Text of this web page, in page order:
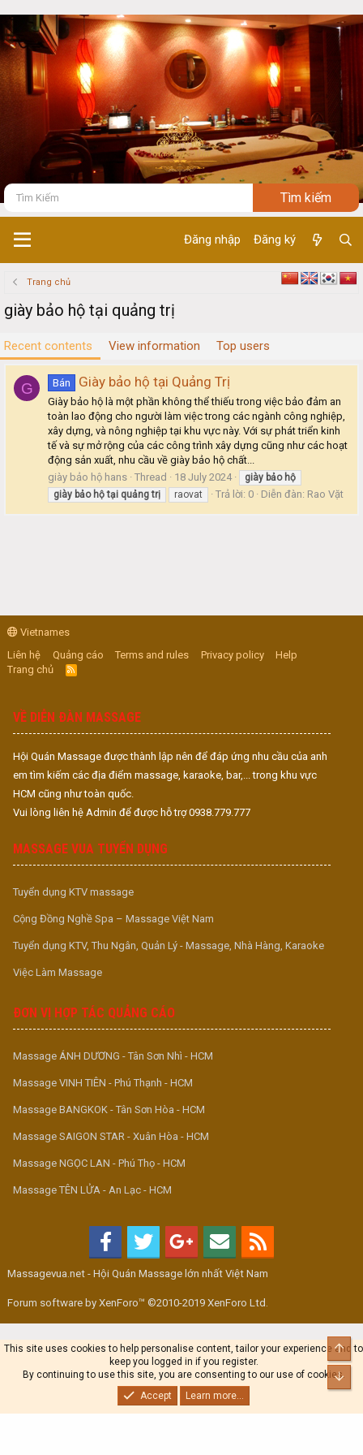
Đăng nhập Đăng ký
Trang chủ
giày bảo hộ tại quảng trị
Recent contents View information Top users
G Bán Giày bảo hộ tại Quảng Trị
Giày bảo hộ là một phần không thể thiếu trong việc bảo đảm an
toàn lao động cho người làm việc trong các ngành công nghiệp,
xây dựng, và nông nghiệp tại khu vực này. Với sự phát triển kinh
tế và sự mở rộng của các công trình xây dựng cũng như các hoạt
động sản xuất, nhu cầu về giày bảo hộ chất...
giày bảo hộ hans Thread 18 July 2024 giày bảo hộ
giày bảo hộ tại quảng trị raovat Trả lời: 0 Diễn đàn: Rao Vặt
Vietnames
Liên hệ
Quảng cáo Terms and rules Privacy policy
Help
Trang chủ
R
S
VỀ DIỄN ĐÀN MASSAGE
Hội Quán Massage được thành lập nên để đáp ứng nhu cầu của anh
em tìm kiếm các địa điểm massage, karaoke, bar,... trong khu vực
HCM cũng như toàn quốc.
Vui lòng liên hệ Admin để được hỗ trợ 0938.779.777
MASSAGE VUA TUYỂN DỤNG
Tuyển dụng KTV massage
Cộng Đồng Nghề Spa – Massage Việt Nam
Tuyển dụng KTV, Thu Ngân, Quản Lý - Massage, Nhà Hàng, Karaoke
Việc Làm Massage
ĐƠN VỊ HỢP TÁC QUẢNG CÁO
Massage ÁNH DƯƠNG - Tân Sơn Nhì - HCM
Massage VINH TIÊN - Phú Thạnh - HCM
Massage BANGKOK - Tân Sơn Hòa - HCM
Massage SAIGON STAR - Xuân Hòa - HCM
Massage NGỌC LAN - Phú Thọ - HCM
Massage TÊN LỬA - An Lạc - HCM
Massagevua.net - Hội Quán Massage lớn nhất Việt Nam
Forum software by XenForo™ ©2010-2019 XenForo Ltd.
This site uses cookies to help personalise content, tailor your experience and to
keep you logged in if you register.
By continuing to use this site, you are consenting to our use of cookies.
Accept
Learn more...
Top